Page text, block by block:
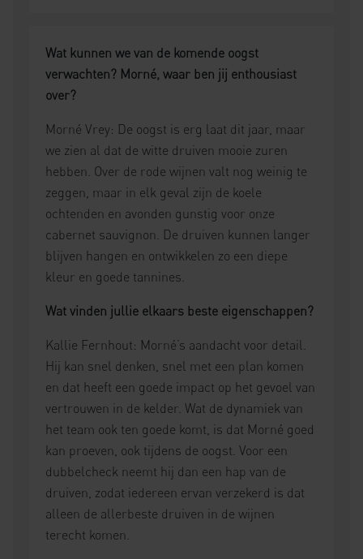
Wat kunnen we van de komende oogst
verwachten? Morné, waar ben jij enthousiast
over?
Morné Vrey: De oogst is erg laat dit jaar, maar
we zien al dat de witte druiven mooie zuren
hebben. Over de rode wijnen valt nog weinig te
zeggen, maar in elk geval zijn de koele
ochtenden en avonden gunstig voor onze
cabernet sauvignon. De druiven kunnen langer
blijven hangen en ontwikkelen zo een diepe
kleur en goede tannines.
Wat vinden jullie elkaars beste eigenschappen?
Kallie Fernhout: Morné’s aandacht voor detail.
Hij kan snel denken, snel met een plan komen
en dat heeft een goede impact op het gevoel van
vertrouwen in de kelder. Wat de dynamiek van
het team ook ten goede komt, is dat Morné goed
kan proeven, ook tijdens de oogst. Voor een
dubbelcheck neemt hij dan een hap van de
druiven, zodat iedereen ervan verzekerd is dat
alleen de allerbeste druiven in de wijnen
terecht komen.